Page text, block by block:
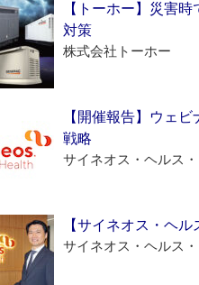
【トーホー】災害
対策
株式会社トーホー
【開催報告】ウェ
戦略
サイネオス・ヘルス
【サイネオス・ヘ
サイネオス・ヘルス